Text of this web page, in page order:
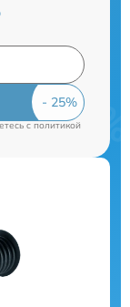
cполитикой